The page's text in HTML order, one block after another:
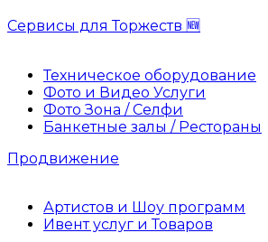
Сервисы для Торжеств 🆕
Техническое оборудование
Фото и Видео Услуги
Фото Зона / Селфи
Банкетные залы / Рестораны
Продвижение
Артистов и Шоу программ
Ивент услуг и Товаров